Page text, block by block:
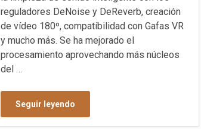
reguladores DeNoise y DeReverb, creación
de vídeo 180º, compatibilidad con Gafas VR
y mucho más. Se ha mejorado el
procesamiento aprovechando más núcleos
del …
Seguir leyendo